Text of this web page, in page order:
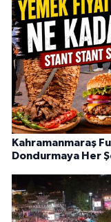
Kahramanmaraş
Dondurmaya Her